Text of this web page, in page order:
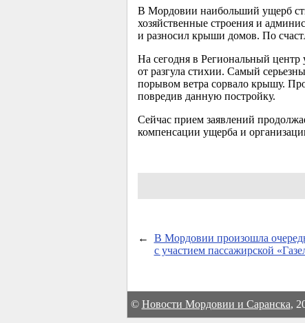
В Мордовии наибольший ущерб
хозяйственные строения и
и разносил крыши домов. По
На сегодня в Региональный центр
от разгула стихии. Самый
порывом ветра сорвало крышу.
повредив данную постройку.
Сейчас прием заявлений
компенсации ущерба и
←
В Мордовии произошла
с участием пассажирской
© Новости Мордовии и Саранска,